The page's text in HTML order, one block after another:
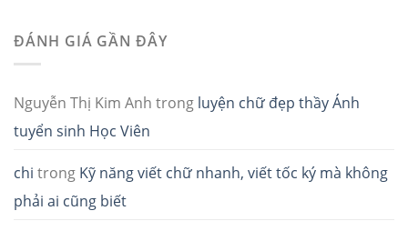
ĐÁNH GIÁ GẦN ĐÂY
Nguyễn Thị Kim Anh trong luyện chữ đẹp thầy Ánh
tuyển sinh Học Viên
chi trong Kỹ năng viết chữ nhanh, viết tốc ký mà không
phải ai cũng biết